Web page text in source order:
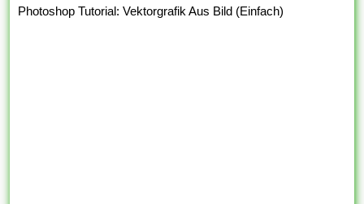
Photoshop Tutorial: Vektorgrafik Aus Bild (Einfach)